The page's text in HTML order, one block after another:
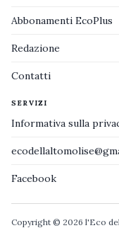
Abbonamenti EcoPlus
Redazione
Contatti
SERVIZI
Informativa sulla
Facebook
Copyright © 2026 l'Eco